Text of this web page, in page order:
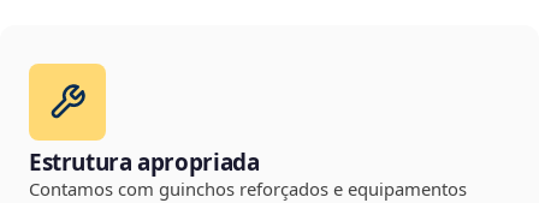
Estrutura apropriada
Contamos com guinchos reforçados e equipamentos